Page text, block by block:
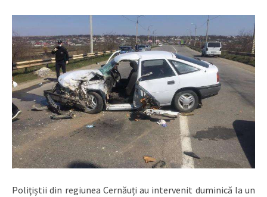
Poliţiștii din regiunea Cernăuți au intervenit duminică la un